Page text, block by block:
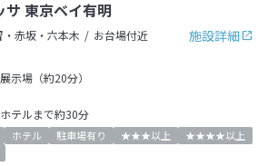
東京ベイ有明
施設詳細
赤坂・六本木
お台場付近
場（約20分）
テルまで約30分
ホテル 駐車場有り ★★★以上
★★★★以上